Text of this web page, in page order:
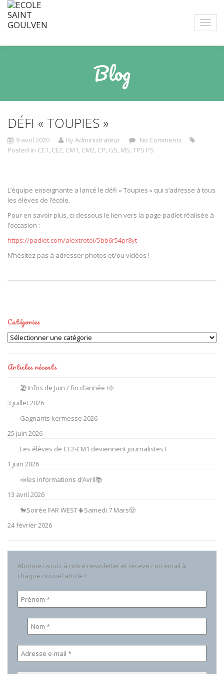
Blog
DÉFI « TOUPIES »
9 avril 2020 By Administrateur
No Comments
Posted in CE1, CE2, CM1, CM2, CP, GS, MS, TPS PS
L’équipe enseignante a lancé le défi « Toupies » qui s’adresse à tous
les élèves de l’école.
Pour en savoir plus, ci-dessous le lien vers la page padlet réalisée à
l’occasion :
https://padlet.com/alextrotel/5bb6r54pr8yt
N’hésitez pas à adresser photos et/ou vidéos !
Catégories
Catégories
Articles récents
🏖️Infos de Juin / fin d’année !🌞
3 juillet 2026
Gagnants kermesse 2026
25 juin 2026
Les élèves de CE2-CM1 deviennent journalistes !
1 juin 2026
📣les informations d’Avril📚
13 avril 2026
🐎Soirée FAR WEST🌵Samedi 7 Mars🤠
24 février 2026
Abonnez-vous à notre newsletter et recevez un email à
chaque nouvel article !